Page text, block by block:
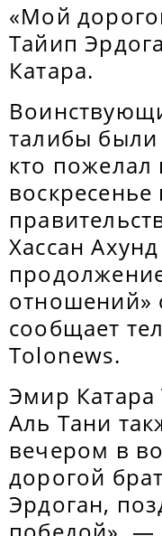
«Мой
Тайип
Катара.
талибы
кто пожелал
Хассан
отношений»
сообщает
Tolonews.
Эмир
Аль Тани
вечером в
дорогой
Эрдоган,